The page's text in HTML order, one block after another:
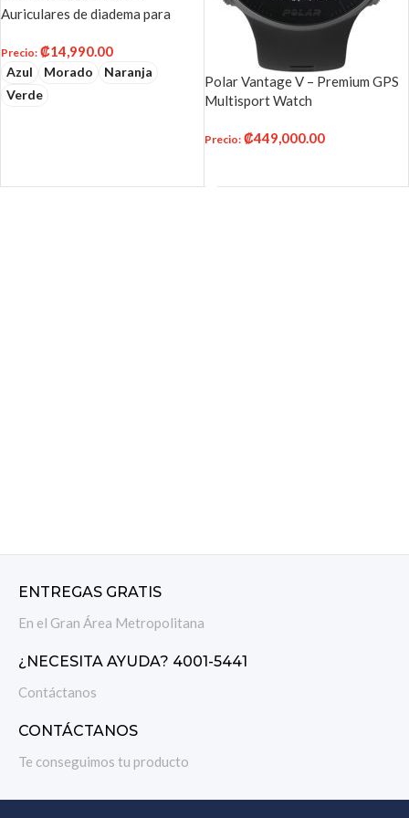
Auriculares de diadema para
estéreo, ajustable, plegables, sin
enredos, clavija de audio de
0.138 in, con cable, para niños,
Precio: ₡14,990.00
Azul Morado
Naranja
Verde
Polar Vantage V – Premium GPS
Multisport Watch
Precio: ₡449,000.00
ENTREGAS GRATIS
En el Gran Área Metropolitana
¿NECESITA AYUDA? 4001-5441
Contáctanos
CONTÁCTANOS
Te conseguimos tu producto